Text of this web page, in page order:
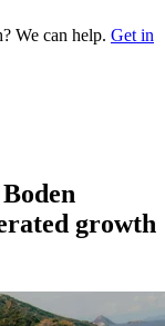
We can help. Get in
growth